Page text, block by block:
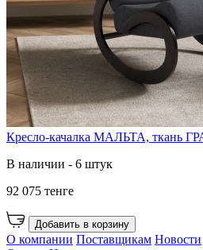
Кресло-качалка МАЛЬТА, ткань
В наличии - 6 штук
92 075 тенге
Добавить в корзину
О компании Поставщикам Новости